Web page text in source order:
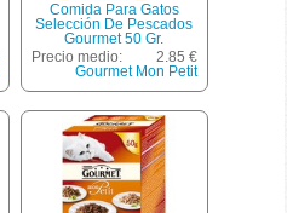
Comida Para Gatos
Selección De Pescados
Gourmet 50 Gr.
Precio medio:
2.85 €
Gourmet Mon Petit